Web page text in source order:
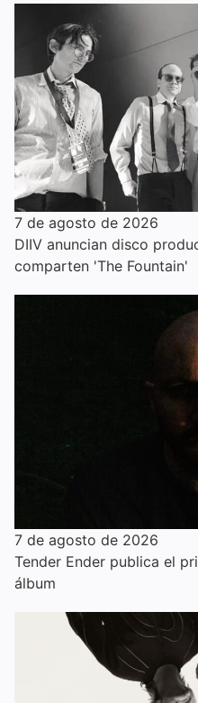
7 de agosto de 2026
DIIV anuncian disco
comparten 'The Fountain'
7 de agosto de 2026
Tender Ender publica el
álbum